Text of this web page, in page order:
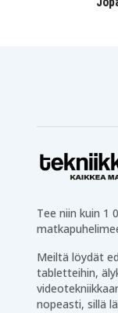
Tee niin kuin 1
Meiltä löydät
tabletteihin,
nopeasti, sillä